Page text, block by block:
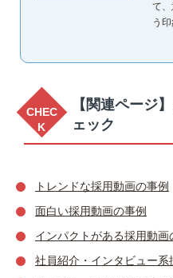
て
う
【関連ページ
ェック
トレンドな採用動画の事例
面白い採用動画の事例
インパクトがある採用動画
社員紹介・インタビュー系